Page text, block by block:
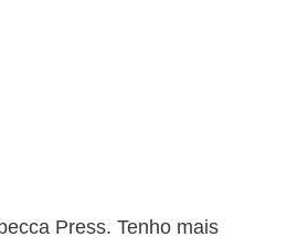
Press. Tenho mais